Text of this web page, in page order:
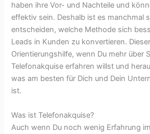
haben ihre Vor- und Nachteile und
effektiv sein. Deshalb ist es manchmal
entscheiden, welche Methode sich
Leads in Kunden zu konvertieren.
Orientierungshilfe, wenn Du mehr über
Telefonakquise erfahren willst und
was am besten für Dich und Dein
ist.
Was ist Telefonakquise?
Auch wenn Du noch wenig Erfahrung